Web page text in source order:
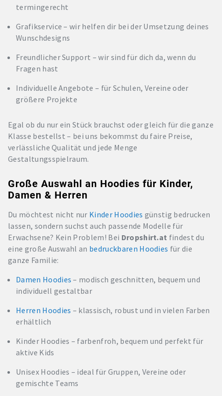
termingerecht
Grafikservice – wir helfen dir bei der Umsetzung deines
Wunschdesigns
Freundlicher Support – wir sind für dich da, wenn du
Fragen hast
Individuelle Angebote – für Schulen, Vereine oder
größere Projekte
Egal ob du nur ein Stück brauchst oder gleich für die ganze
Klasse bestellst – bei uns bekommst du faire Preise,
verlässliche Qualität und jede Menge
Gestaltungsspielraum.
Große Auswahl an Hoodies für Kinder,
Damen & Herren
Du möchtest nicht nur Kinder Hoodies günstig bedrucken
lassen, sondern suchst auch passende Modelle für
Erwachsene? Kein Problem! Bei Dropshirt.at findest du
eine große Auswahl an bedruckbaren Hoodies für die
ganze Familie:
Damen Hoodies – modisch geschnitten, bequem und
individuell gestaltbar
Herren Hoodies – klassisch, robust und in vielen Farben
erhältlich
Kinder Hoodies – farbenfroh, bequem und perfekt für
aktive Kids
Unisex Hoodies – ideal für Gruppen, Vereine oder
gemischte Teams